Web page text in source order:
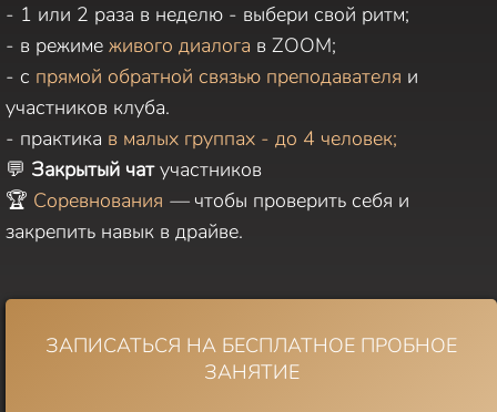
- 1 или 2 раза в неделю - выбери свой ритм;
- в режиме живого диалога в ZOOM;
- с прямой обратной связью преподавателя и
участников клуба.
- практика в малых группах - до 4 человек;
💬 Закрытый чат участников
🏆 Соревнования — чтобы проверить себя и
закрепить навык в драйве.
ЗАПИСАТЬСЯ НА БЕСПЛАТНОЕ ПРОБНОЕ
ЗАНЯТИЕ